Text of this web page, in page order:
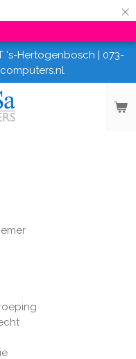
×
's-Hertogenbosch | 073-